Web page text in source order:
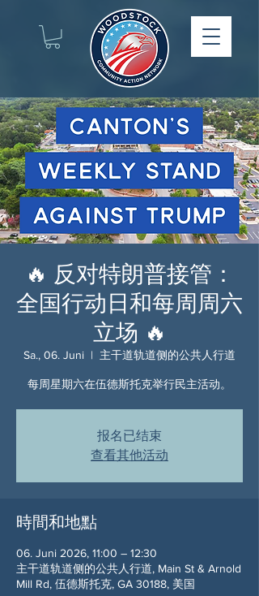
🔥 反对特朗普接管：
全国行动日和每周周六
立场 🔥
Sa., 06. Juni
  |
主干道轨道侧的公共人行道
每周星期六在伍德斯托克举行民主活动。
报名已结束
查看其他活动
時間和地點
06. Juni 2026, 11:00 – 12:30
主干道轨道侧的公共人行道, Main St & Arnold
Mill Rd, 伍德斯托克, GA 30188, 美国